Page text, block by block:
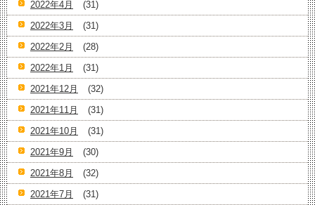
2022年4月
(31)
2022年3月
(31)
2022年2月
(28)
2022年1月
(31)
2021年12月
(32)
2021年11月
(31)
2021年10月
(31)
2021年9月
(30)
2021年8月
(32)
2021年7月
(31)